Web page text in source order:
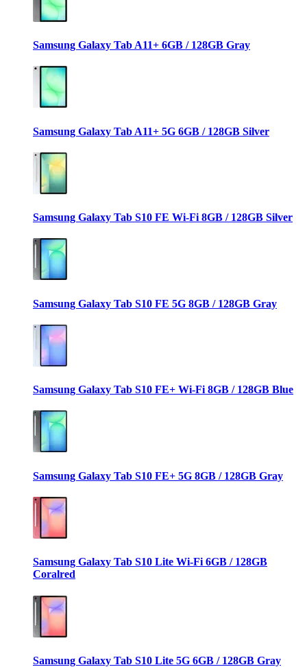
Samsung Galaxy Tab A11+ 6GB / 128GB Gray
Samsung Galaxy Tab A11+ 5G 6GB / 128GB Silver
Samsung Galaxy Tab S10 FE Wi-Fi 8GB / 128GB Silver
Samsung Galaxy Tab S10 FE 5G 8GB / 128GB Gray
Samsung Galaxy Tab S10 FE+ Wi-Fi 8GB / 128GB Blue
Samsung Galaxy Tab S10 FE+ 5G 8GB / 128GB Gray
Samsung Galaxy Tab S10 Lite Wi-Fi 6GB / 128GB
Coralred
Samsung Galaxy Tab S10 Lite 5G 6GB / 128GB Gray